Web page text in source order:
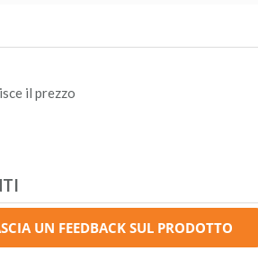
il prezzo